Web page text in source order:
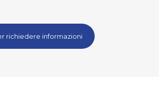
richiedere informazioni